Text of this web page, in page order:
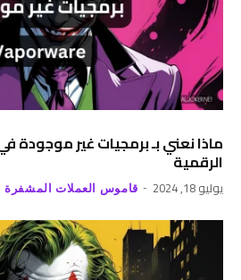
ماذا نعني بـ برمجيات غير موجودة
الرقمية
يوليو 18, 2024 قاموس العملات المشفرة